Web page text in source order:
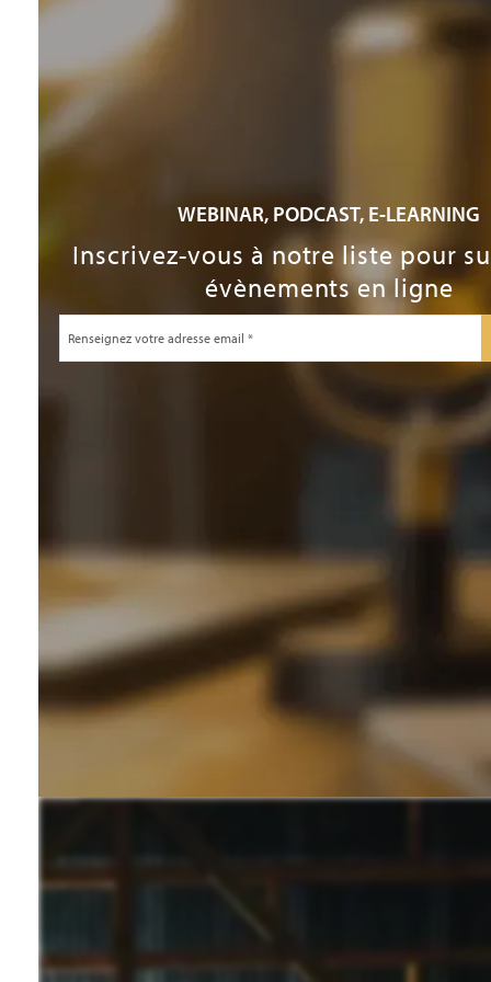
WEBINAR, PODCAST, E-LEARNING
Inscrivez-vous à notre liste pour
évènements en ligne